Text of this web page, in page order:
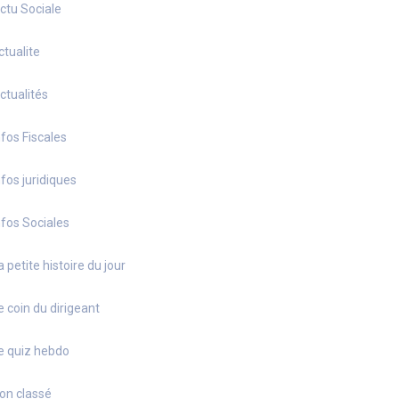
Sociale
Fiscales
juridiques
Sociales
petite histoire du jour
coin du dirigeant
quiz hebdo
classé